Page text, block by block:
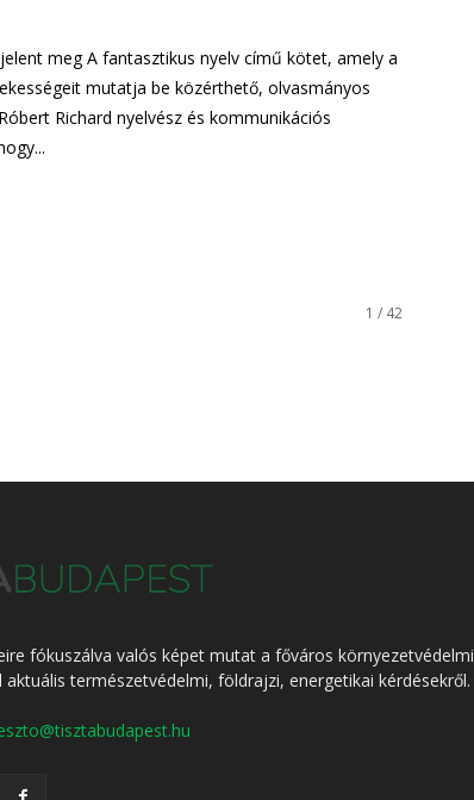
meg A fantasztikus nyelv című kötet, amely a
mutatja be közérthető, olvasmányos
1 / 42
fókuszálva valós képet mutat a főváros környezetvédelmi
természetvédelmi, földrajzi, energetikai kérdésekről.